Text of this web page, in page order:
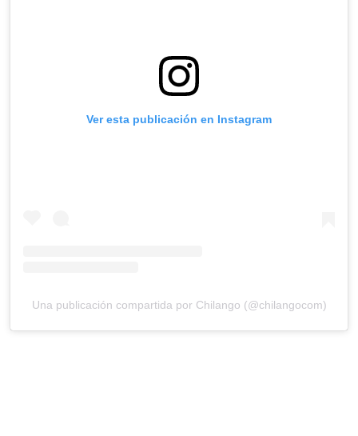
Ver esta publicación en Instagram
Una publicación compartida por Chilango (@chilangocom)